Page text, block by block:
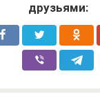
друзьями: